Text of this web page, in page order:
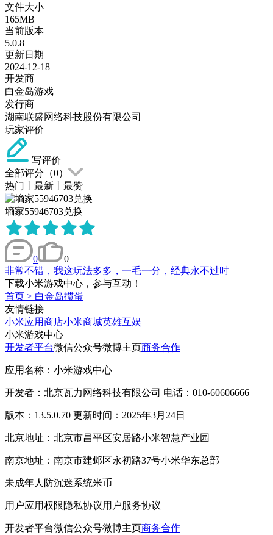
文件大小
165MB
当前版本
5.0.8
更新日期
2024-12-18
开发商
白金岛游戏
发行商
湖南联盛网络科技股份有限公司
玩家评价
写评价
全部评分（0）
热门
最新 最赞
墒家55946703兑换
0
0
非常不错，我这玩法多多，一毛一分，经典永不过时
下载小米游戏中心，参与互动！
首页 > 白金岛掼蛋
友情链接
小米应用商店小米商城英雄互娱
小米游戏中心
开发者平台微信公众号微博主页商务合作
应用名称：小米游戏中心
开发者：北京瓦力网络科技有限公司 电话：010-60606666
版本：13.5.0.70 更新时间：2025年3月24日
北京地址：北京市昌平区安居路小米智慧产业园
南京地址：南京市建邺区永初路37号小米华东总部
未成年人防沉迷系统米币
用户应用权限隐私协议用户服务协议
开发者平台微信公众号微博主页商务合作